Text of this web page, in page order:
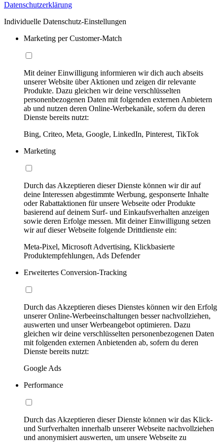
Datenschutzerklärung
Individuelle Datenschutz-Einstellungen
Marketing per Customer-Match
Mit deiner Einwilligung informieren wir dich auch abseits
unserer Website über Aktionen und zeigen dir relevante
Produkte. Dazu gleichen wir deine verschlüsselten
personenbezogenen Daten mit folgenden externen Anbietern
ab und nutzen deren Online-Werbekanäle, sofern du deren
Dienste bereits nutzt:
Bing, Criteo, Meta, Google, LinkedIn, Pinterest, TikTok
Marketing
Durch das Akzeptieren dieser Dienste können wir dir auf
deine Interessen abgestimmte Werbung, gesponserte Inhalte
oder Rabattaktionen für unsere Webseite oder Produkte
basierend auf deinem Surf- und Einkaufsverhalten anzeigen
sowie deren Erfolge messen. Mit deiner Einwilligung setzen
wir auf dieser Webseite folgende Drittdienste ein:
Meta-Pixel, Microsoft Advertising, Klickbasierte
Produktempfehlungen, Ads Defender
Erweitertes Conversion-Tracking
Durch das Akzeptieren dieses Dienstes können wir den Erfolg
unserer Online-Werbeeinschaltungen besser nachvollziehen,
auswerten und unser Werbeangebot optimieren. Dazu
gleichen wir deine verschlüsselten personenbezogenen Daten
mit folgenden externen Anbietenden ab, sofern du deren
Dienste bereits nutzt:
Google Ads
Performance
Durch das Akzeptieren dieser Dienste können wir das Klick-
und Surfverhalten innerhalb unserer Webseite nachvollziehen
und anonymisiert auswerten, um unsere Webseite zu